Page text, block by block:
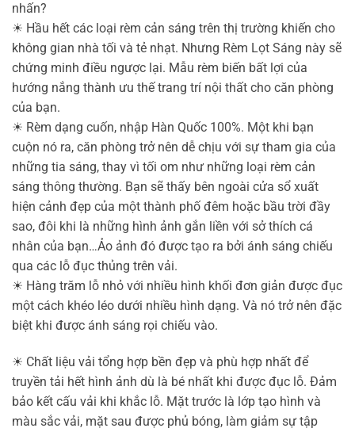
nhấn?
☀ Hầu hết các loại rèm cản sáng trên thị trường khiến cho
không gian nhà tối và tẻ nhạt. Nhưng Rèm Lọt Sáng này sẽ
chứng minh điều ngược lại. Mẫu rèm biến bất lợi của
hướng nắng thành ưu thế trang trí nội thất cho căn phòng
của bạn.
☀ Rèm dạng cuốn, nhập Hàn Quốc 100%. Một khi bạn
cuộn nó ra, căn phòng trở nên dễ chịu với sự tham gia của
những tia sáng, thay vì tối om như những loại rèm cản
sáng thông thường. Bạn sẽ thấy bên ngoài cửa sổ xuất
hiện cảnh đẹp của một thành phố đêm hoặc bầu trời đầy
sao, đôi khi là những hình ảnh gắn liền với sở thích cá
nhân của bạn…Ảo ảnh đó được tạo ra bởi ánh sáng chiếu
qua các lỗ đục thủng trên vải.
☀ Hàng trăm lỗ nhỏ với nhiều hình khối đơn giản được đục
một cách khéo léo dưới nhiều hình dạng. Và nó trở nên đặc
biệt khi được ánh sáng rọi chiếu vào.
☀ Chất liệu vải tổng hợp bền đẹp và phù hợp nhất để
truyền tải hết hình ảnh dù là bé nhất khi được đục lỗ. Đảm
bảo kết cấu vải khi khắc lỗ. Mặt trước là lớp tạo hình và
màu sắc vải, mặt sau được phủ bóng, làm giảm sự tập